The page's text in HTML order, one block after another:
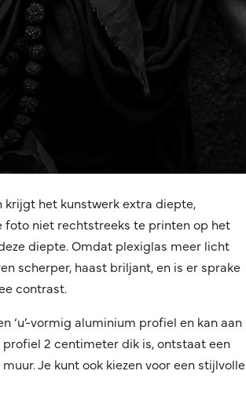
het kunstwerk extra diepte,
foto niet rechtstreeks te printen op het
diepte. Omdat plexiglas meer licht
scherper, haast briljant, en is er sprake
contrast.
‘u’-vormig aluminium profiel en kan aan
2 centimeter dik is, ontstaat een
Je kunt ook kiezen voor een stijlvolle